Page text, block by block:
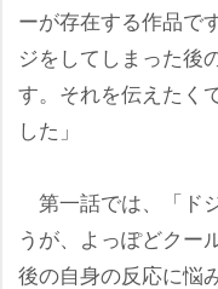
ーが存在する作品で
ジをしてしまった後
す。それを伝えたく
した」
第一話では、「ド
うが、よっぽどクー
後の自身の反応に悩